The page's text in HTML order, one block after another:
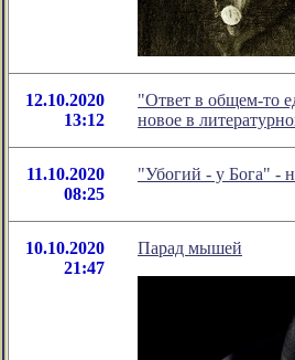
12.10.2020
13:12
"Ответ в общем-то
новое в
11.10.2020
08:25
"Убогий - у Бога" -
10.10.2020
21:47
Парад мышей